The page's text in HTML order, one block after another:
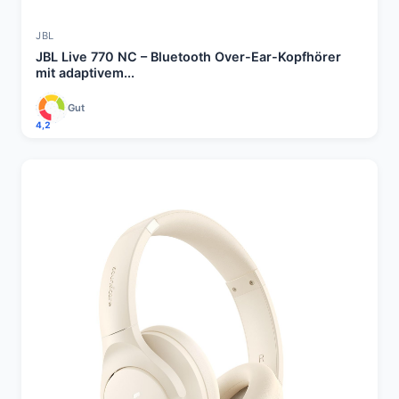
JBL
JBL Live 770 NC – Bluetooth Over-Ear-Kopfhörer
mit adaptivem...
4,2
Gut